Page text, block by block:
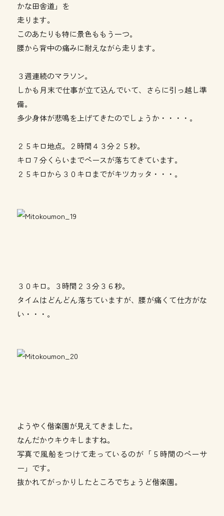
かな田舎道」を
走ります。
このあたりも特に景色ももう一つ。
腰から背中の痛みに耐えながら走ります。
３週連続のマラソン。
しかも月末で仕事が立て込んでいて、さらに引っ越し準
備。
多少身体が悲鳴を上げてきたのでしょうか・・・・。
２５キロ地点。２時間４３分２５秒。
キロ７分くらいまでペースが落ちてきています。
２５キロから３０キロまでがキツカッタ・・・。
３０キロ。３時間２３分３６秒。
タイムはどんどん落ちていますが、腰が痛くて仕方がな
い・・・。
ようやく偕楽園が見えてきました。
なんだかウキウキしますね。
写真で風船をつけて走っているのが「５時間のペーサ
ー」です。
抜かれてがっかりしたところでちょうど偕楽園。